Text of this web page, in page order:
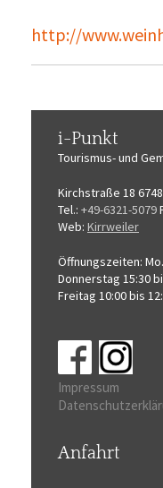
http://
i-Punkt
Tourismus-und
Kirchstraße 18
Tel.: +49-6321-5079
Web: Kirrweiler
Öffnungszeiten:
Donnerstag 15:30
Freitag 10:00 bis
Impressum
Anfahrt